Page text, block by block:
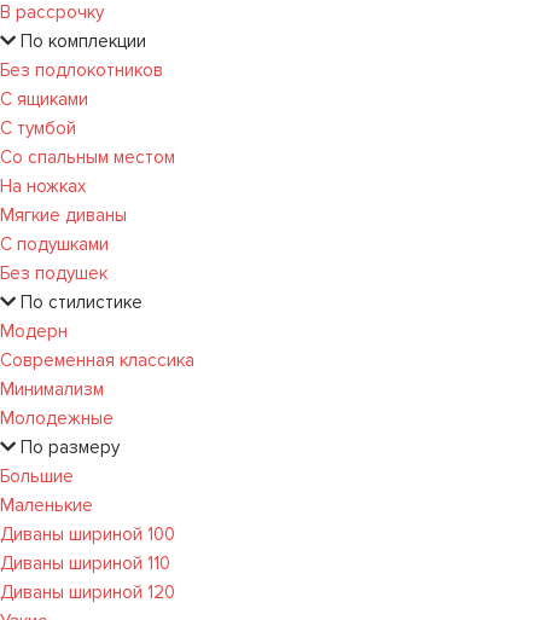
В рассрочку
По комплекции
Без подлокотников
С ящиками
С тумбой
Со спальным местом
На ножках
Мягкие диваны
С подушками
Без подушек
По стилистике
Модерн
Современная классика
Минимализм
Молодежные
По размеру
Большие
Маленькие
Диваны шириной 100
Диваны шириной 110
Диваны шириной 120